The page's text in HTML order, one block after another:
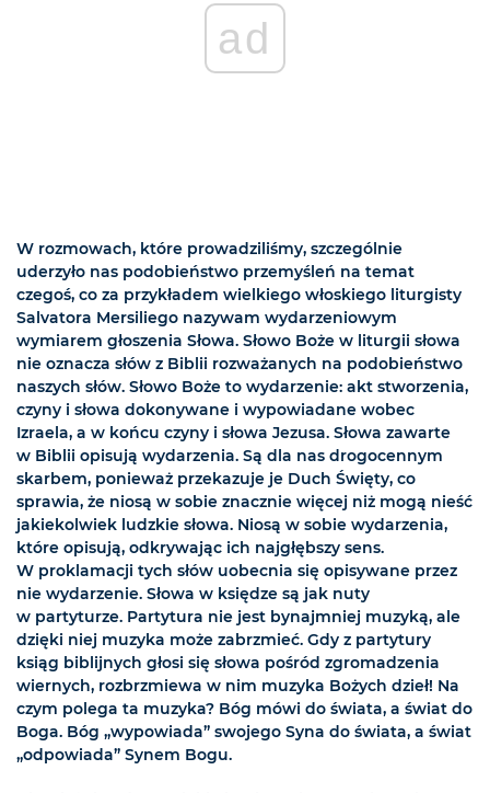
ad
W rozmowach, które prowadziliśmy, szczególnie
uderzyło nas podobieństwo przemyśleń na temat
czegoś, co za przykładem wielkiego włoskiego liturgisty
Salvatora Mersiliego nazywam wydarzeniowym
wymiarem głoszenia Słowa. Słowo Boże w liturgii słowa
nie oznacza słów z Biblii rozważanych na podobieństwo
naszych słów. Słowo Boże to wydarzenie: akt stworzenia,
czyny i słowa dokonywane i wypowiadane wobec
Izraela, a w końcu czyny i słowa Jezusa. Słowa zawarte
w Biblii opisują wydarzenia. Są dla nas drogocennym
skarbem, ponieważ przekazuje je Duch Święty, co
sprawia, że niosą w sobie znacznie więcej niż mogą nieść
jakiekolwiek ludzkie słowa. Niosą w sobie wydarzenia,
które opisują, odkrywając ich najgłębszy sens.
W proklamacji tych słów uobecnia się opisywane przez
nie wydarzenie. Słowa w księdze są jak nuty
w partyturze. Partytura nie jest bynajmniej muzyką, ale
dzięki niej muzyka może zabrzmieć. Gdy z partytury
ksiąg biblijnych głosi się słowa pośród zgromadzenia
wiernych, rozbrzmiewa w nim muzyka Bożych dzieł! Na
czym polega ta muzyka? Bóg mówi do świata, a świat do
Boga. Bóg „wypowiada” swojego Syna do świata, a świat
„odpowiada” Synem Bogu.